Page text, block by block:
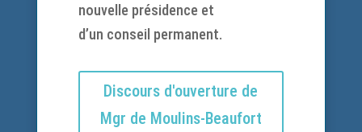
nouvelle présidence et
d’un conseil permanent.
Discours d'ouverture de
Mgr de Moulins-Beaufort